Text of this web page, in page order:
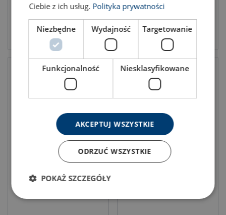
Zobacz produkt Zobacz produkt
Ściągacz rzymski Crosby®
Uchwyt do podnoszenia
Ciebie z ich usług. Polityka prywatności
Niezbędne Wydajność Targetowanie
Funkcjonalność Niesklasyfikowane
AKCEPTUJ WSZYSTKIE
ODRZUĆ WSZYSTKIE
POKAŻ SZCZEGÓŁY